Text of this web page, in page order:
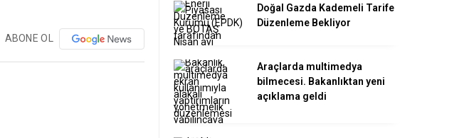
ABONE OL
Doğal Gazda Kademeli Tarife
Düzenleme Bekliyor
Araçlarda multimedya
bilmecesi. Bakanlıktan yeni
açıklama geldi